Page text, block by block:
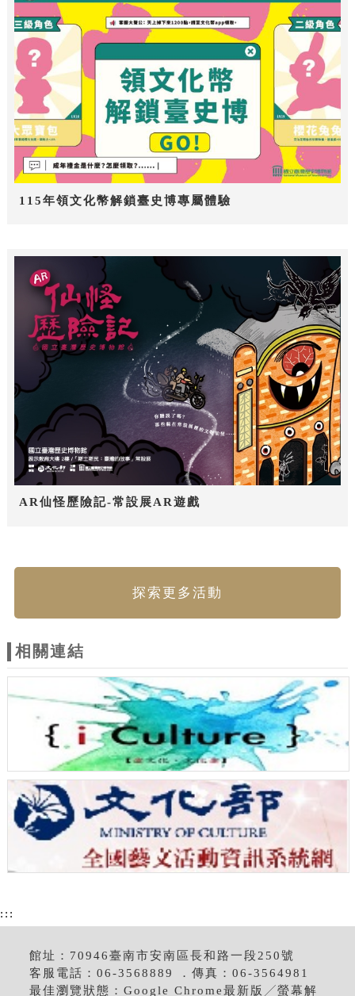
115年領文化幣解鎖臺史博專屬體驗
AR仙怪歷險記-常設展AR遊戲
探索更多活動
相關連結
:::
館址：70946臺南市安南區長和路一段250號
客服電話：06-3568889 ．傳真：06-3564981
最佳瀏覽狀態：Google Chrome最新版╱螢幕解